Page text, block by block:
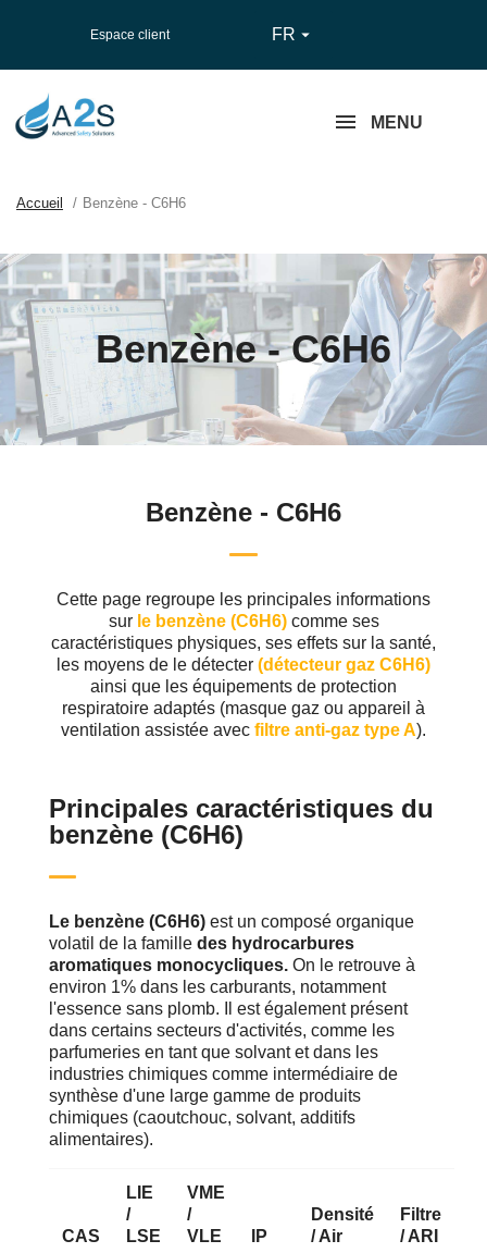
Espace client FR 
MENU
Accueil Benzène - C6H6
Benzène - C6H6
Benzène - C6H6
Cette page regroupe les principales informations
sur le benzène (C6H6)comme ses
caractéristiques physiques, ses effets sur la santé,
les moyens de le détecter (détecteur gaz C6H6)
ainsi que les équipements de protection
respiratoire adaptés (masque gaz ou appareil à
ventilation assistée avec filtre anti-gaz type A).
Principales caractéristiques du
benzène (C6H6)
Le benzène (C6H6) est un composé organique
volatil de la famille des hydrocarbures
aromatiques monocycliques. On le retrouve à
environ 1% dans les carburants, notamment
l'essence sans plomb. Il est également présent
dans certains secteurs d'activités, comme les
parfumeries en tant que solvant et dans les
industries chimiques comme intermédiaire de
synthèse d'une large gamme de produits
chimiques (caoutchouc, solvant, additifs
alimentaires).
CAS
LIE
/
LSE
VME
/
VLE
IP
Densité
/ Air
Filtre
/ ARI